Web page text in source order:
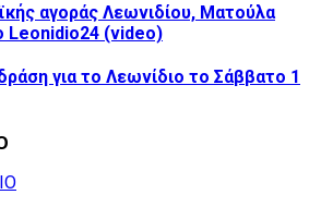
αγοράς Λεωνιδίου, Ματούλα
Leonidio24 (video)
για το Λεωνίδιο το Σάββατο 1